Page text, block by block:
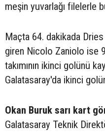
meşin yuvarlağı filelerle
Maçta 64. dakikada
giren Nicolo Zaniolo ise
takımının ikinci golünü
Galatasaray'da ikinci
Okan Buruk sarı kart
Galatasaray Teknik